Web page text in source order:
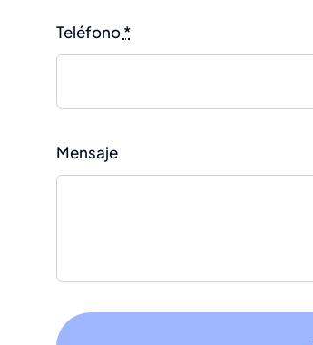
Teléfono*
Mensaje